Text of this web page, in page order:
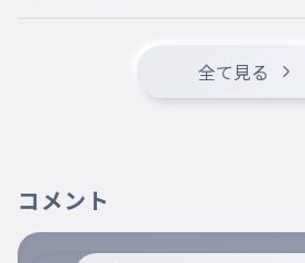
全て見る
コメント